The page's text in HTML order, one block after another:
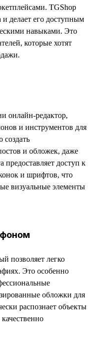
TGShop
и делает его доступным
навыками. Это
которые хотят
онлайн-редактор,
и инструментов для
и обложек, даже
предоставляет доступ к
и шрифтов, что
визуальные элементы
фоном
позволяет легко
Это особенно
обложки для
распознает объекты